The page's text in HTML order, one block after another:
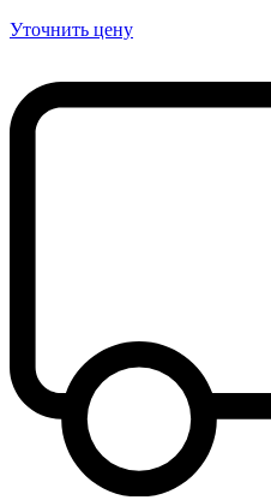
Уточнить цену